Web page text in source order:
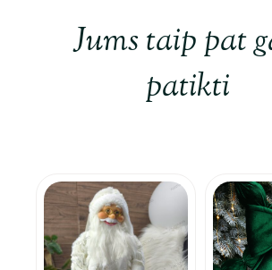
Jums taip pat
patikti